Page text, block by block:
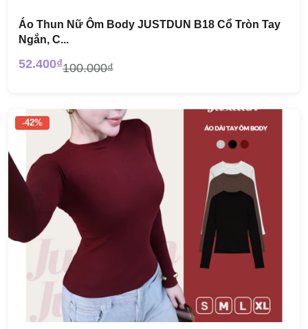
Áo Thun Nữ Ôm Body JUSTDUN B18 Cổ Tròn Tay
Ngắn, C...
52.400₫100.000₫
-42%